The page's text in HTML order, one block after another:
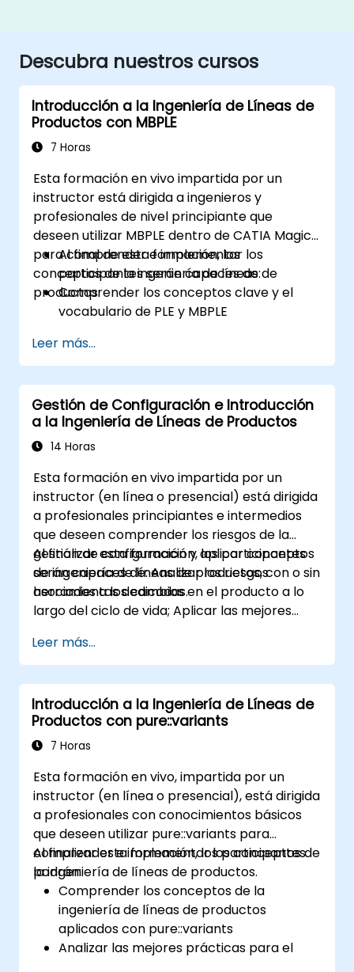
Descubra nuestros cursos
Introducción a la Ingeniería de Líneas de
Productos con MBPLE
7 Horas
Esta formación en vivo impartida por un
instructor está dirigida a ingenieros y
profesionales de nivel principiante que
deseen utilizar MBPLE dentro de CATIA Magic
para comprender e implementar los
conceptos de la ingeniería de líneas de
productos.
Al final de esta formación, los
participantes serán capaces de:
Comprender los conceptos clave y el
vocabulario de PLE y MBPLE
modelación de líneas de productos
Implementar un proceso de definición de
línea de productos en CATIA Magic
Utilizar características de MBPLE, como
modelos de características, puntos de
variación y configuraciones
Leer más...
Gestión de Configuración e Introducción
a la Ingeniería de Líneas de Productos
14 Horas
Esta formación en vivo impartida por un
instructor (en línea o presencial) está dirigida
a profesionales principiantes e intermedios
que deseen comprender los riesgos de la
gestión de configuración y aplicar conceptos
de ingeniería de líneas de productos, con o sin
herramientas dedicadas.
Al finalizar esta formación, los participantes
serán capaces de: Analizar los riesgos
asociados a los cambios en el producto a lo
largo del ciclo de vida; Aplicar las mejores
Comprender los conceptos clave de la
ingeniería de líneas de productos; Modelar la
variabilidad y las líneas de productos, con o
sin herramientas; Implementar un proceso
integral desde la definición de la variabilidad
hasta la derivación del producto; Y evaluar los
pure::variants y FeatureIDE
Leer más...
Introducción a la Ingeniería de Líneas de
Productos con pure::variants
7 Horas
Esta formación en vivo, impartida por un
instructor (en línea o presencial), está dirigida
a profesionales con conocimientos básicos
que deseen utilizar pure::variants para
comprender e implementar los conceptos de
la ingeniería de líneas de productos.
Al finalizar esta formación, los participantes
podrán:
Comprender los conceptos de la
ingeniería de líneas de productos
aplicados con pure::variants
Analizar las mejores prácticas para el